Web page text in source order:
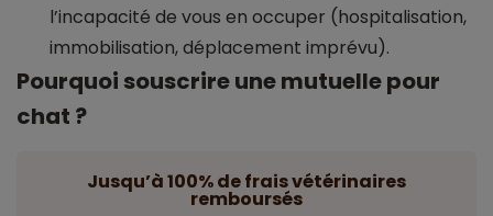
l’incapacité de vous en occuper (hospitalisation,
immobilisation, déplacement imprévu).
Pourquoi souscrire une mutuelle pour
chat ?
Jusqu’à 100% de frais vétérinaires
remboursés